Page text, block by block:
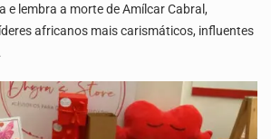
e lembra a morte de Amílcar Cabral,
africanos mais carismáticos, influentes